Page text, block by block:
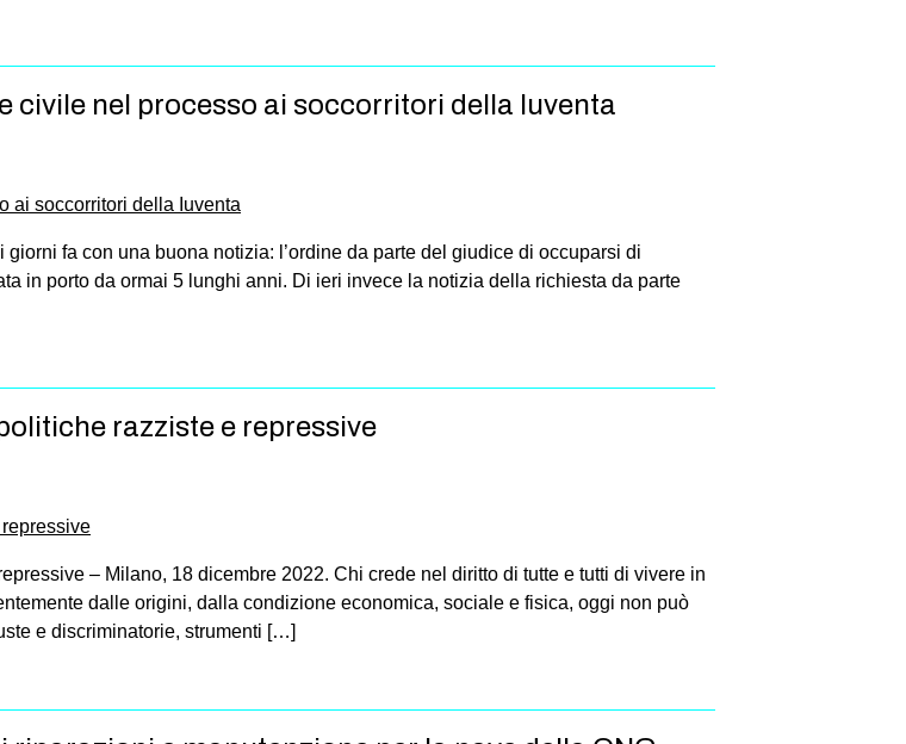
civile nel processo ai soccorritori della Iuventa
fa con una buona notizia: l’ordine da parte del giudice di occuparsi di
in porto da ormai 5 lunghi anni. Di ieri invece la notizia della richiesta da parte
razziste e repressive
– Milano, 18 dicembre 2022. Chi crede nel diritto di tutte e tutti di vivere in
dalle origini, dalla condizione economica, sociale e fisica, oggi non può
e discriminatorie, strumenti […]